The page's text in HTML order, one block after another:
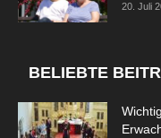
20. Juli
BELIEBTE